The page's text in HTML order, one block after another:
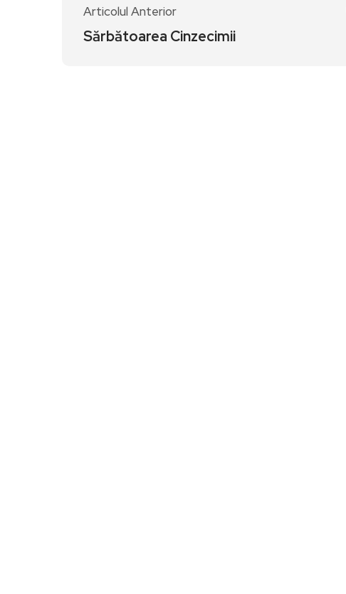
Articolul Anterior
Sărbătoarea Cinzecimii